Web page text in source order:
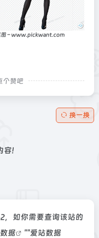
图 – www.pickwant.com
个赞吧
换一换
容!
，如你需要查询该站的
据 ""爱站数据